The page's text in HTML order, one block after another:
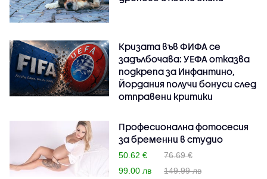
Кризата във ФИФА се
задълбочава: УЕФА отказва
подкрепа за Инфантино,
Йордания получи бонуси след
отправени критики
Професионална фотосесия
за бременни в студио
50.62 €
76.69 €
99.00 лв
149.99 лв